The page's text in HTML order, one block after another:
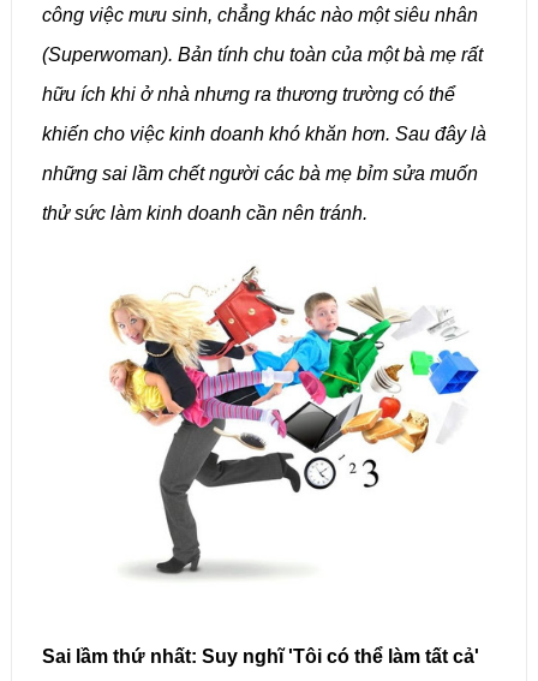
công việc mưu sinh, chẳng khác nào một siêu nhân
(Superwoman). Bản tính chu toàn của một bà mẹ rất
hữu ích khi ở nhà nhưng ra thương trường có thể
khiến cho việc kinh doanh khó khăn hơn. Sau đây là
những sai lầm chết người các bà mẹ bỉm sửa muốn
thử sức làm kinh doanh cần nên tránh.
Sai lầm thứ nhất: Suy nghĩ 'Tôi có thể làm tất cả'